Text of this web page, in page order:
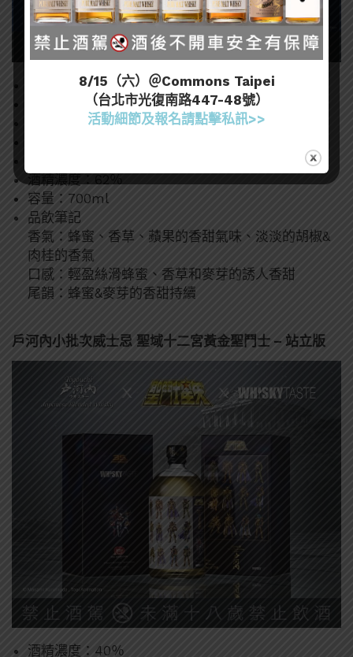
桶型：BOURBON BARREL
桶號：5072
裝瓶：FEB 2023
容量：700ml
品飲筆記
香氣：蜂蜜、香草、蘋果的香甜氣味、淡淡的胡椒&
肉桂的香氣
口感：輕盈絲滑蜂蜜、香草和麥芽的誘人香甜
尾韻：蜂蜜&麥芽的香甜持續
戶河內小批次威士忌 聖域十二宮黃金聖鬥士 – 站立版
酒精濃度：40％
8/15（六）＠Commons Taipei
（台北市光復南路447-48號）
活動細節及報名請點擊私訊>>